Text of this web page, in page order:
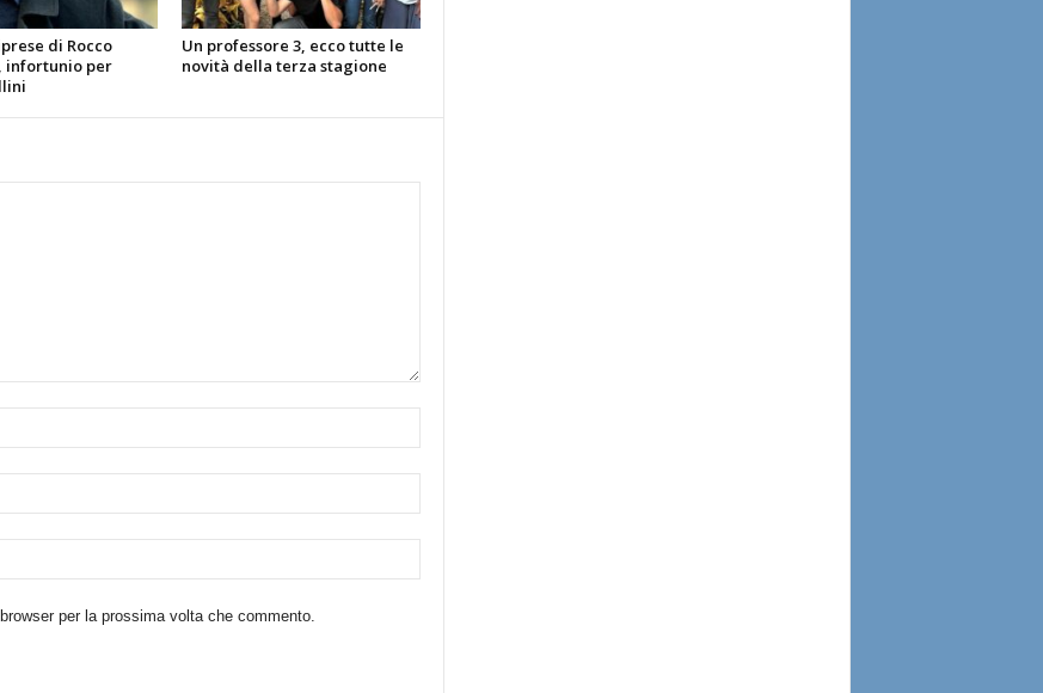
di Rocco
infortunio per
Un professore 3, ecco tutte le
novità della terza stagione
per la prossima volta che commento.